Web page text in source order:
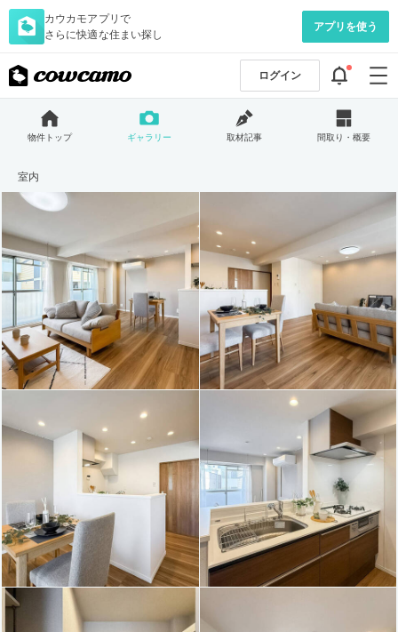
カウカモアプリで
さらに快適な住まい探し
アプリを使う
ログイン
物件トップ ギャラリー 取材記事 間取り・概要
室内